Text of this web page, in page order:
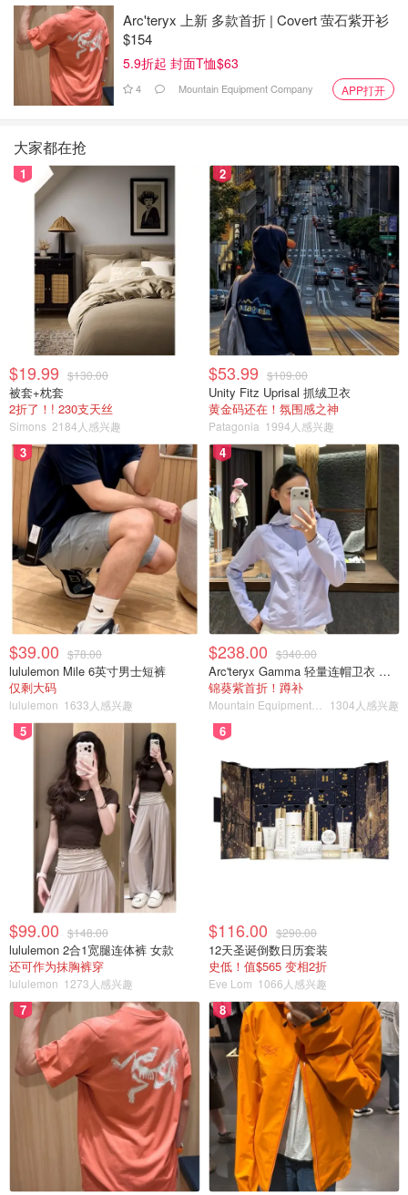
Arc'teryx 上新 多款首折 | Covert 萤石紫开衫
$154
5.9折起 封面T恤$63
4 Mountain Equipment Company APP打开
大家都在抢
1
$19.99 $130.00
被套+枕套
2折了！! 230支天丝
Simons 2184人感兴趣
2
$53.99 $109.00
Unity Fitz Uprisal 抓绒卫衣
黄金码还在！氛围感之神
Patagonia 1994人感兴趣
3
$39.00 $78.00
lululemon Mile 6英寸男士短裤
仅剩大码
lululemon 1633人感兴趣
4
$238.00 $340.00
Arc'teryx Gamma 轻量连帽卫衣 女款
锦葵紫首折！蹲补
1304人感兴趣
5
$99.00 $148.00
lululemon 2合1宽腿连体裤 女款
还可作为抹胸裤穿
lululemon 1273人感兴趣
6
$116.00 $290.00
12天圣诞倒数日历套装
史低！值$565 变相2折
Eve Lom 1066人感兴趣
7 8